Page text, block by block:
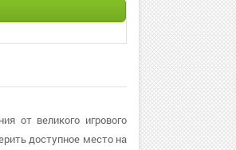
от великого игрового
доступное место на